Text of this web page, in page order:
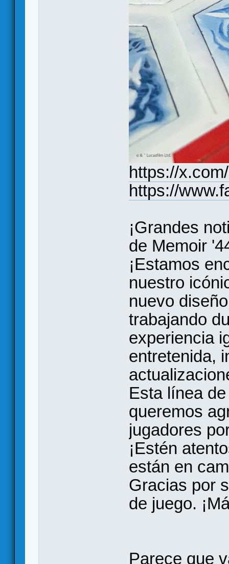
https://
https://
¡Grandes
de Memoir
¡Estamos
nuestro
nuevo
trabajando
experiencia
entretenida,
Esta línea
queremos
jugadores
¡Estén
están en
Gracias por
de juego.
Parece que